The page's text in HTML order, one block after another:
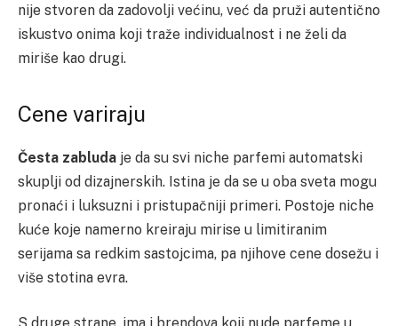
nije stvoren da zadovolji većinu, već da pruži autentično
iskustvo onima koji traže individualnost i ne želi da
miriše kao drugi.
Cene variraju
Česta zabluda je da su svi niche parfemi automatski
skuplji od dizajnerskih. Istina je da se u oba sveta mogu
pronaći i luksuzni i pristupačniji primeri. Postoje niche
kuće koje namerno kreiraju mirise u limitiranim
serijama sa redkim sastojcima, pa njihove cene dosežu i
više stotina evra.